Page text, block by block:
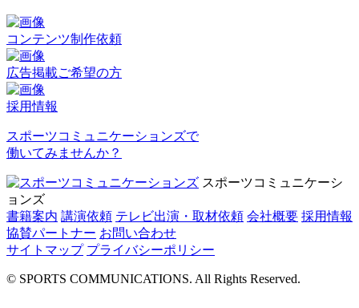
コンテンツ制作依頼
広告掲載ご希望の方
採用情報
スポーツコミュニケーションズで
働いてみませんか？
スポーツコミュニケーシ
ョンズ
書籍案内 講演依頼 テレビ出演・取材依頼 会社概要 採用情報
協賛パートナー お問い合わせ
サイトマップ プライバシーポリシー
© SPORTS COMMUNICATIONS. All Rights Reserved.